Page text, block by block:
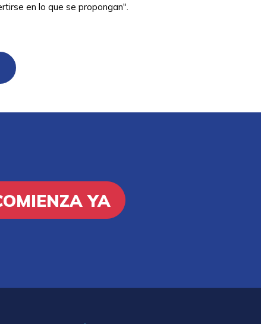
en lo que se propongan".
YA